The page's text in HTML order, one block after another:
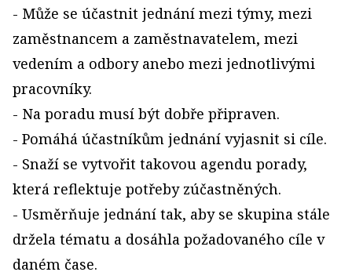
- Může se účastnit jednání mezi týmy, mezi
zaměstnancem a zaměstnavatelem, mezi
vedením a odbory anebo mezi jednotlivými
pracovníky.
- Na poradu musí být dobře připraven.
- Pomáhá účastníkům jednání vyjasnit si cíle.
- Snaží se vytvořit takovou agendu porady,
která reflektuje potřeby zúčastněných.
- Usměrňuje jednání tak, aby se skupina stále
držela tématu a dosáhla požadovaného cíle v
daném čase.